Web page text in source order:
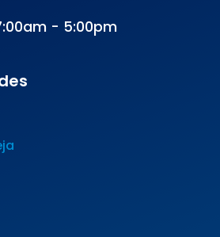
- 5:00pm